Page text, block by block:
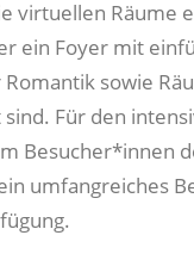
virtuellen Räume
ein Foyer mit
sowie
Für den
Besucher*innen
umfangreiches